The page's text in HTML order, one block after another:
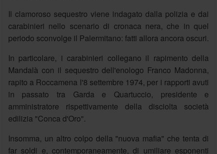
Il clamoroso sequestro viene indagato dalla polizia e dai
carabinieri nello scenario di cronaca nera, che in quel
periodo sconvolge il Palermitano: fatti allora ancora oscuri.
In particolare, i carabinieri collegano il rapimento della
Mandalà con il sequestro dell'enologo Franco Madonna,
rapito a Roccamena l'8 settembre 1974, per i rapporti avuti
in passato tra Garda e Quartuccio, presidente e
amministratore rispettivamente della disciolta società
edilizia "Conca d'Oro".
Insomma, un altro colpo della "nuova mafia" che tenta di
far soldi e, contemporaneamente, di umiliare esponenti